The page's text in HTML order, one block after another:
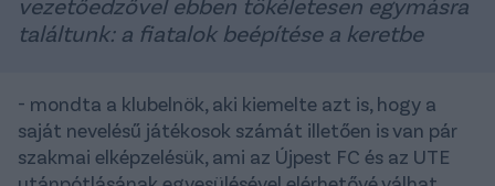
találtunk: a fiatalok beépítése a keretbe
- mondta a klubelnök, aki kiemelte azt is, hogy a
saját nevelésű játékosok számát illetően is van pár
szakmai elképzelésük, ami az Újpest FC és az UTE